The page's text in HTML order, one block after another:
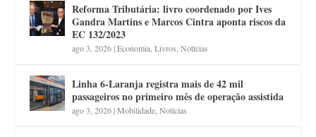
Reforma Tributária: livro coordenado por Ives
Gandra Martins e Marcos Cintra aponta riscos da
EC 132/2023
ago 3, 2026|Economia ,Livros ,Notícias
Linha 6-Laranja registra mais de 42 mil
passageiros no primeiro mês de operação assistida
ago 3, 2026|Mobilidade ,Notícias